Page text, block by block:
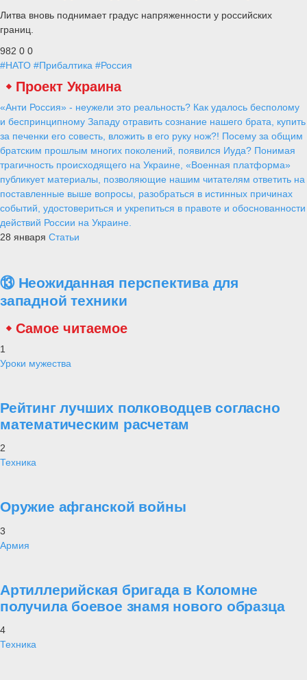
Литва вновь поднимает градус напряженности у российских
границ.
982 0 0
#НАТО #Прибалтика #Россия
Проект Украина
«Анти Россия» - неужели это реальность? Как удалось бесполому
и беспринципному Западу отравить сознание нашего брата, купить
за печенки его совесть, вложить в его руку нож?! Посему за общим
братским прошлым многих поколений, появился Иуда? Понимая
трагичность происходящего на Украине, «Военная платформа»
публикует материалы, позволяющие нашим читателям ответить на
поставленные выше вопросы, разобраться в истинных причинах
событий, удостовериться и укрепиться в правоте и обоснованности
действий России на Украине.
28 января Статьи
⑬ Неожиданная перспектива для
западной техники
Самое читаемое
1
Уроки мужества
Рейтинг лучших полководцев согласно
математическим расчетам
2
Техника
Оружие афганской войны
3
Армия
Артиллерийская бригада в Коломне
получила боевое знамя нового образца
4
Техника